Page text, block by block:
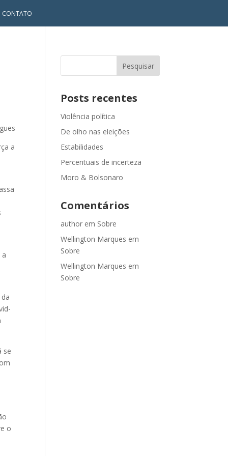
CONTATO
a
se
o
Posts recentes
Violência política
De olho nas eleições
Estabilidades
Percentuais de incerteza
Moro & Bolsonaro
Comentários
author em Sobre
Wellington Marques em
Sobre
Wellington Marques em
Sobre